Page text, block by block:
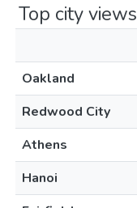
Top city views
Oakland
Redwood City
Athens
Hanoi